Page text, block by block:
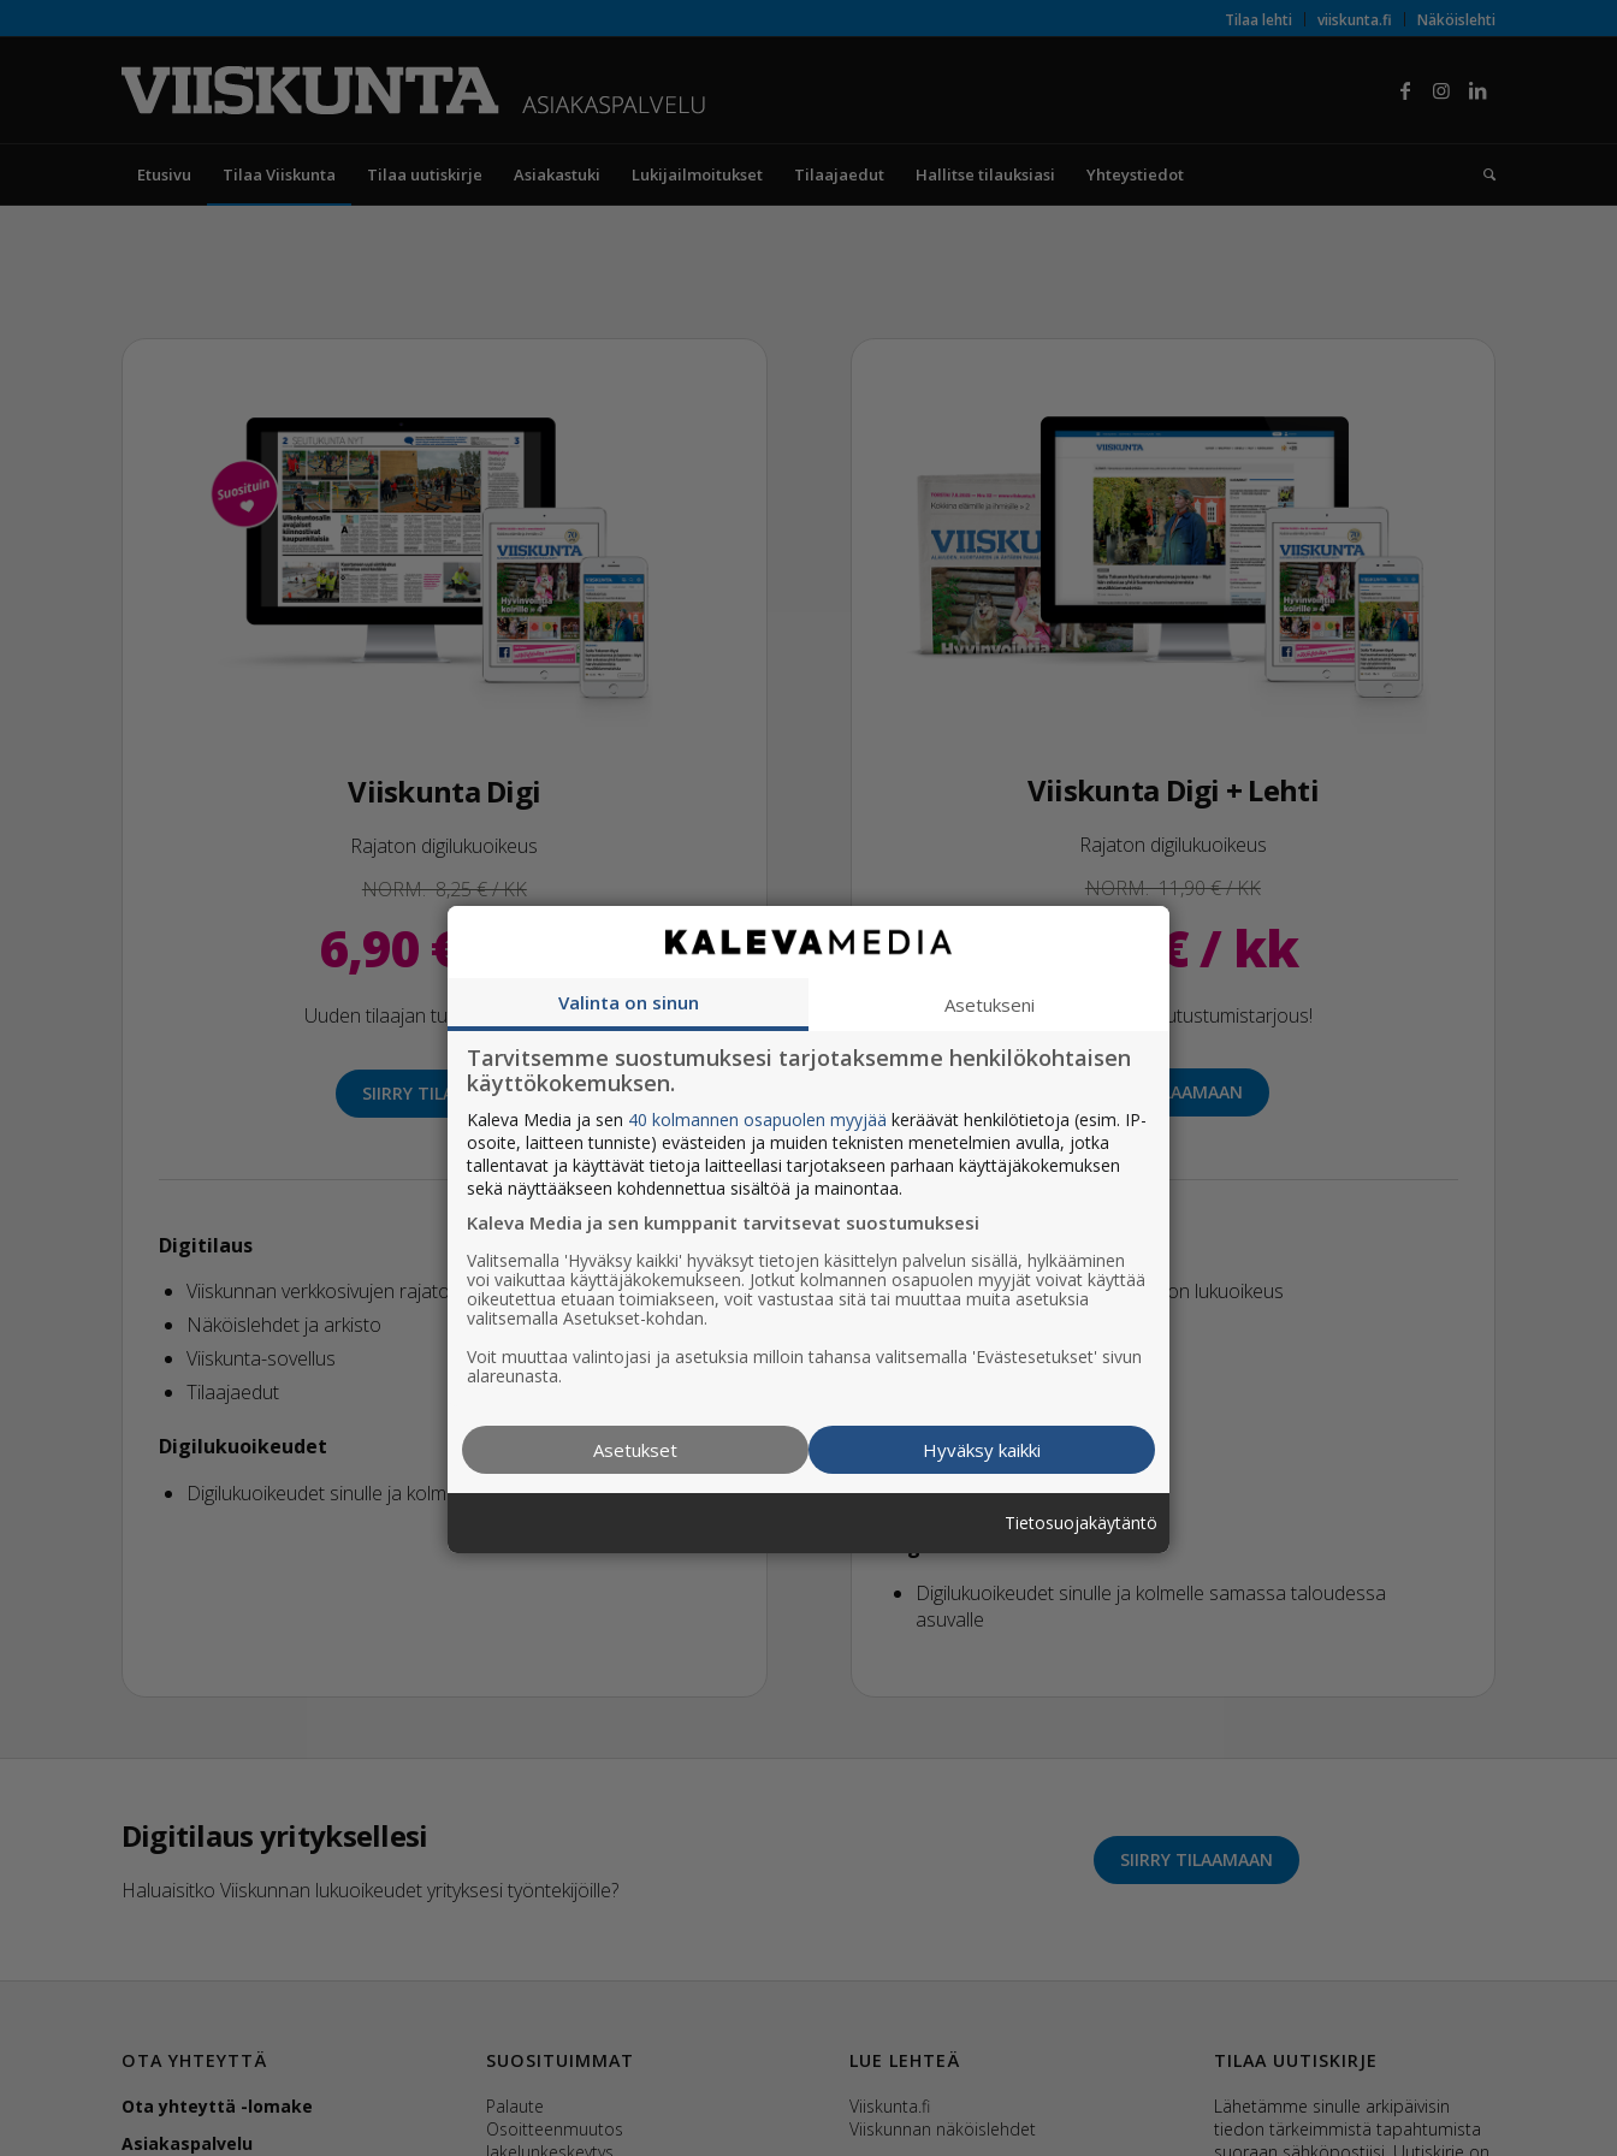
Tilaa lehti viiskunta.fi Näköislehti
Etusivu Tilaa Viiskunta Tilaa uutiskirje Asiakastuki Lukijailmoitukset Tilaajaedut Hallitse tilauksiasi Yhteystiedot
Viiskunta Digi
Rajaton digilukuoikeus
NORM. 8,25 € / KK
6,90 € / kk
Uuden tilaajan tutustumistarjous!
SIIRRY TILAAMAAN
Digitilaus
Viiskunnan verkkosivujen rajaton lukuoikeus
Näköislehdet ja arkisto
Viiskunta-sovellus
Tilaajaedut
Digilukuoikeudet
Digilukuoikeudet sinulle ja kolmelle samassa taloudessa asuvalle
Viiskunta Digi + Lehti
Rajaton digilukuoikeus
NORM. 11,90 € / KK
9,50 € / kk
Uuden tilaajan tutustumistarjous!
SIIRRY TILAAMAAN
Viiskunnan verkkosivujen rajaton lukuoikeus
Viiskunta-sovellus
Lehti
Painettu lehti torstaisin
Digilukuoikeudet
Digilukuoikeudet sinulle ja kolmelle samassa taloudessa
asuvalle
Digitilaus yrityksellesi
Haluaisitko Viiskunnan lukuoikeudet yrityksesi työntekijöille?
SIIRRY TILAAMAAN
OTA YHTEYTTÄ
Ota yhteyttä -lomake
Asiakaspalvelu
SUOSITUIMMAT
Palaute
Osoitteenmuutos
LUE LEHTEÄ
Viiskunta.fi
Viiskunnan näköislehdet
TILAA UUTISKIRJE
Lähetämme sinulle arkipäivisin
tiedon tärkeimmistä tapahtumista
Valinta on sinun Asetukseni
Tarvitsemme suostumuksesi tarjotaksemme henkilökohtaisen
käyttökokemuksen.
Kaleva Media ja sen 40 kolmannen osapuolen myyjää keräävät henkilötietoja (esim. IP-
osoite, laitteen tunniste) evästeiden ja muiden teknisten menetelmien avulla, jotka
tallentavat ja käyttävät tietoja laitteellasi tarjotakseen parhaan käyttäjäkokemuksen
sekä näyttääkseen kohdennettua sisältöä ja mainontaa.
Kaleva Media ja sen kumppanit tarvitsevat suostumuksesi
Valitsemalla 'Hyväksy kaikki' hyväksyt tietojen käsittelyn palvelun sisällä, hylkääminen
voi vaikuttaa käyttäjäkokemukseen. Jotkut kolmannen osapuolen myyjät voivat käyttää
oikeutettua etuaan toimiakseen, voit vastustaa sitä tai muuttaa muita asetuksia
valitsemalla Asetukset-kohdan.
Voit muuttaa valintojasi ja asetuksia milloin tahansa valitsemalla 'Evästesetukset' sivun
alareunasta.
Hyväksy kaikki
Asetukset
Tietosuojakäytäntö